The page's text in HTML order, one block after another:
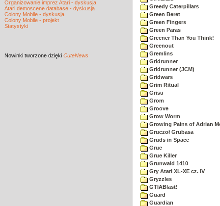
Organizowanie imprez Atari - dyskusja
Atari demoscene database - dyskusja
Colony Mobile - dyskusja
Colony Mobile - projekt
Statystyki
Nowinki tworzone dzięki CuteNews
Greedy Caterpillars
Green Beret
Green Fingers
Green Paras
Greener Than You Think!
Greenout
Gremlins
Gridrunner
Gridrunner (JCM)
Gridwars
Grim Ritual
Grisu
Grom
Groove
Grow Worm
Growing Pains of Adrian
Gruczoł Grubasa
Gruds in Space
Grue
Grue Killer
Grunwald 1410
Gry Atari XL-XE cz. IV
Gryzzles
GTIABlast!
Guard
Guardian